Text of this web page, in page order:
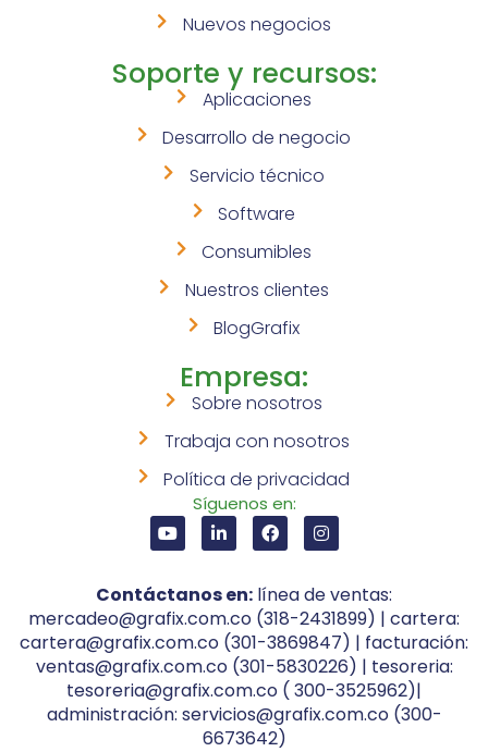
Nuevos negocios
Soporte y recursos:
Aplicaciones
Desarrollo de negocio
Servicio técnico
Software
Consumibles
Nuestros clientes
BlogGrafix
Empresa:
Sobre nosotros
Trabaja con nosotros
Política de privacidad
Síguenos en:
Contáctanos en: línea de ventas:
mercadeo@grafix.com.co (318-2431899) | cartera:
cartera@grafix.com.co (301-3869847) | facturación:
ventas@grafix.com.co (301-5830226) | tesoreria:
tesoreria@grafix.com.co ( 300-3525962)|
administración: servicios@grafix.com.co (300-
6673642)